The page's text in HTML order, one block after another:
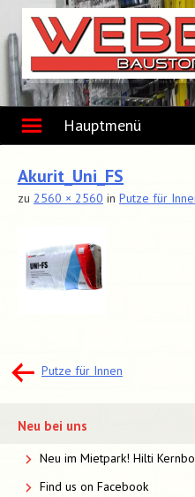
content
Hauptmenü
Akurit_Uni_FS
zu 2560 × 2560 in Putze für
Beitragsnavigation
Putze für Innen
Neu bei uns
Neu im Mietpark! Hilti
Find us on Facebook